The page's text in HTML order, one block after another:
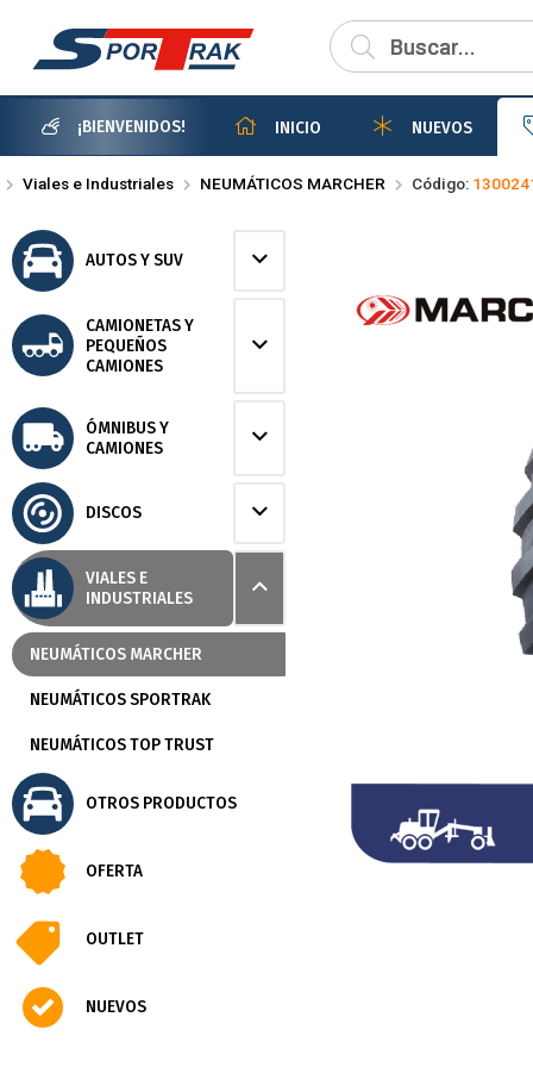
Compartir
¡BIENVENIDOS! INICIO NUEVOS
Viales e Industriales NEUMÁTICOS MARCHER Código:
AUTOS Y SUV
CAMIONETAS Y
PEQUEÑOS
CAMIONES
ÓMNIBUS Y
CAMIONES
DISCOS
VIALES E
INDUSTRIALES
NEUMÁTICOS MARCHER
NEUMÁTICOS SPORTRAK
NEUMÁTICOS TOP TRUST
OTROS PRODUCTOS
OFERTA
OUTLET
NUEVOS